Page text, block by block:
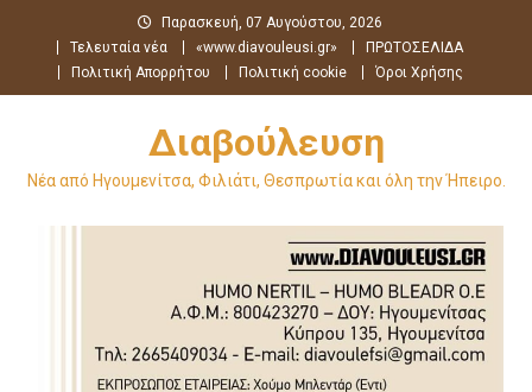
περιεχόμενο
Παρασκευή, 07 Αυγούστου, 2026
Τελευταία νέα
«www.diavouleusi.gr»
ΠΡΩΤΟΣΕΛΙΔΑ
Πολιτική Απορρήτου
Πολιτική cookie Όροι Χρήσης
Διαβούλευση
Νέα από Ηγουμενίτσα, Φιλιάτι, Θεσπρωτία και όλη την Ήπειρο.